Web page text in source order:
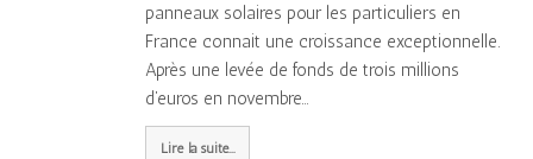
panneaux solaires pour les particuliers en
France connait une croissance exceptionnelle.
Après une levée de fonds de trois millions
d’euros en novembre…
Lire la suite...